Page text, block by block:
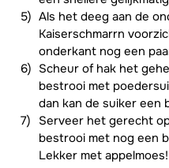
Als het deeg aan de
Kaiserschmarrn
onderkant nog een
Scheur of hak het
bestrooi met
dan kan de suiker een
Serveer het gerecht
bestrooi met nog een
Lekker met appelmoes!